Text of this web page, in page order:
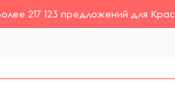
217 123 предложений для